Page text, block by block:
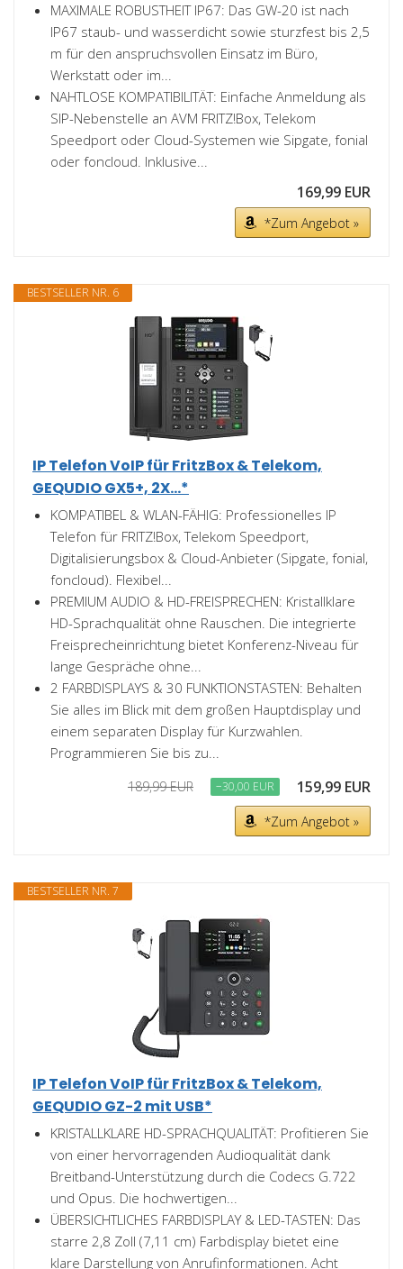
MAXIMALE ROBUSTHEIT IP67: Das GW-20 ist nach
IP67 staub- und wasserdicht sowie sturzfest bis 2,5
m für den anspruchsvollen Einsatz im Büro,
Werkstatt oder im...
NAHTLOSE KOMPATIBILITÄT: Einfache Anmeldung als
SIP-Nebenstelle an AVM FRITZ!Box, Telekom
Speedport oder Cloud-Systemen wie Sipgate, fonial
oder foncloud. Inklusive...
169,99 EUR
*Zum Angebot »
BESTSELLER NR. 6
IP Telefon VoIP für FritzBox & Telekom,
GEQUDIO GX5+, 2X...*
KOMPATIBEL & WLAN-FÄHIG: Professionelles IP
Telefon für FRITZ!Box, Telekom Speedport,
Digitalisierungsbox & Cloud-Anbieter (Sipgate, fonial,
foncloud). Flexibel...
PREMIUM AUDIO & HD-FREISPRECHEN: Kristallklare
HD-Sprachqualität ohne Rauschen. Die integrierte
Freisprecheinrichtung bietet Konferenz-Niveau für
lange Gespräche ohne...
2 FARBDISPLAYS & 30 FUNKTIONSTASTEN: Behalten
Sie alles im Blick mit dem großen Hauptdisplay und
einem separaten Display für Kurzwahlen.
Programmieren Sie bis zu...
189,99 EUR −30,00 EUR 159,99 EUR
*Zum Angebot »
BESTSELLER NR. 7
IP Telefon VoIP für FritzBox & Telekom,
GEQUDIO GZ-2 mit USB*
KRISTALLKLARE HD-SPRACHQUALITÄT: Profitieren Sie
von einer hervorragenden Audioqualität dank
Breitband-Unterstützung durch die Codecs G.722
und Opus. Die hochwertigen...
ÜBERSICHTLICHES FARBDISPLAY & LED-TASTEN: Das
starre 2,8 Zoll (7,11 cm) Farbdisplay bietet eine
klare Darstellung von Anrufinformationen. Acht